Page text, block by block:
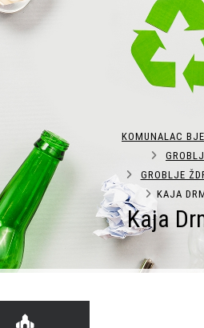
Kaja
KOMUNALAC
GROBLJE
KAJA